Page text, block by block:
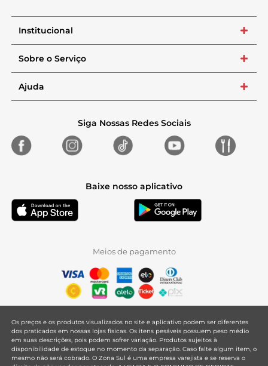
Institucional +
Sobre o Serviço +
Ajuda +
Siga Nossas Redes Sociais
Baixe nosso aplicativo
Meios de pagamento
Os preços e os produtos visualizados no site e aplicativo podem ser diferentes
dos praticados em nossas lojas físicas. Os itens pesáveis possuem peso médio
em suas descrições, pois podem sofrer variação. Produtos sujeitos à
disponibilidade de estoque no momento da separação. Caso falte algum item, o
mesmo não será cobrado. O Zona Sul é uma empresa varejista e se reserva o